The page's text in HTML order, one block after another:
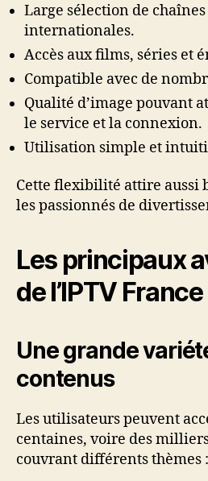
Large sélection de
internationales.
Accès aux films, séries et
Compatible avec de
Qualité d’image pouvant
le service et la connexion.
Utilisation simple et
Cette flexibilité attire aussi
les passionnés de
Les principaux
de l’IPTV France
Une grande
contenus
Les utilisateurs peuvent
centaines, voire des
couvrant différents thèmes :